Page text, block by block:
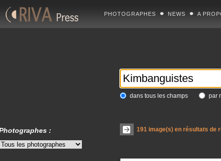
PHOTOGRAPHES NEWS A
dans tous les champs par
191image(s) en résultats de
: